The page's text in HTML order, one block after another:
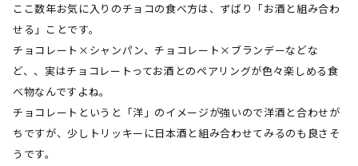
ここ数年お気に入りのチョコの食べ方は、ずばり「お酒と組み合わ
せる」ことです。
チョコレート×シャンパン、チョコレート×ブランデーなどな
ど、、実はチョコレートってお酒とのペアリングが色々楽しめる食
べ物なんですよね。
チョコレートというと「洋」のイメージが強いので洋酒と合わせが
ちですが、少しトリッキーに日本酒と組み合わせてみるのも良さそ
うです。